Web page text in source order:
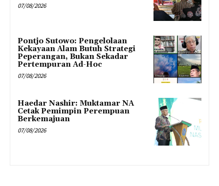
07/08/2026
Pontjo Sutowo: Pengelolaan
Kekayaan Alam Butuh Strategi
Peperangan, Bukan Sekadar
Pertempuran Ad-Hoc
07/08/2026
Haedar Nashir: Muktamar NA
Cetak Pemimpin Perempuan
Berkemajuan
07/08/2026